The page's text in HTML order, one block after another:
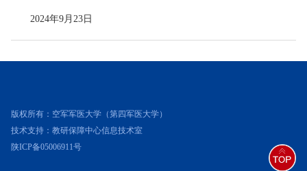
2024年9月23日
版权所有：空军军医大学（第四军医大学）
技术支持：教研保障中心信息技术室
陕ICP备05006911号